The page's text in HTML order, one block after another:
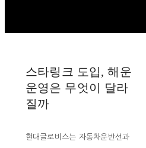
스타링크 도입, 해운
운영은 무엇이 달라
질까
현대글로비스는 자동차운반선과